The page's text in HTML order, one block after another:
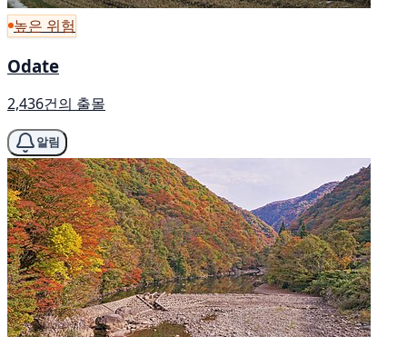
높은 위험
Odate
2,436건의 출몰
알림